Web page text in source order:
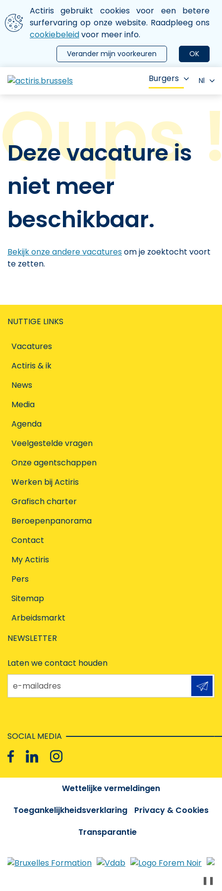
Aller au contenu principal
We gebruiken cookies
Actiris gebruikt cookies voor een betere
surfervaring op onze website. Raadpleeg ons
cookiebeleidvoor meer info.
OK
Verander mijn voorkeuren
le menu
Burgers Nl
Deze vacature is
niet meer
beschikbaar.
Bekijk onze andere vacaturesom je zoektocht voort
te zetten.
NUTTIGE LINKS
Vacatures
Actiris & ik
News
Media
Agenda
Veelgestelde vragen
Onze agentschappen
Werken bij Actiris
Grafisch charter
Beroepenpanorama
Contact
My Actiris
Pers
Sitemap
Arbeidsmarkt
NEWSLETTER
Laten we contact houden
e-mailadres
SOCIAL MEDIA
Wettelijke vermeldingen
Toegankelijkheidsverklaring
Privacy & Cookies
Transparantie
❚❚